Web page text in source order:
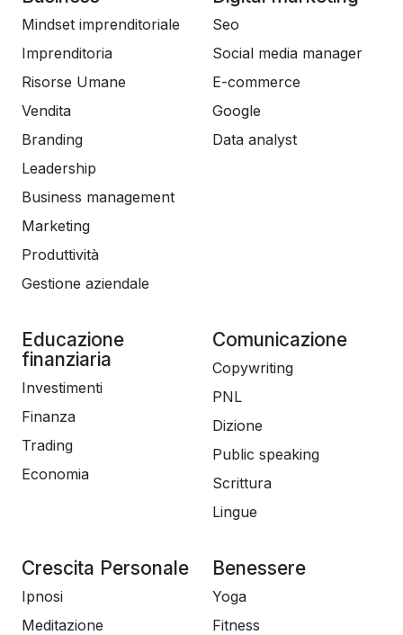
Dunque che aspetti? Iniziamo subito!
Mindset imprenditoriale
Imprenditoria
Risorse Umane
Vendita
Branding
Leadership
Business management
Marketing
Produttività
Gestione aziendale
Seo
Social media manager
E-commerce
Google
Data analyst
Educazione
finanziaria
Investimenti
Finanza
Trading
Economia
Comunicazione
Copywriting
PNL
Dizione
Public speaking
Scrittura
Lingue
Crescita Personale
Ipnosi
Meditazione
Benessere
Yoga
Fitness